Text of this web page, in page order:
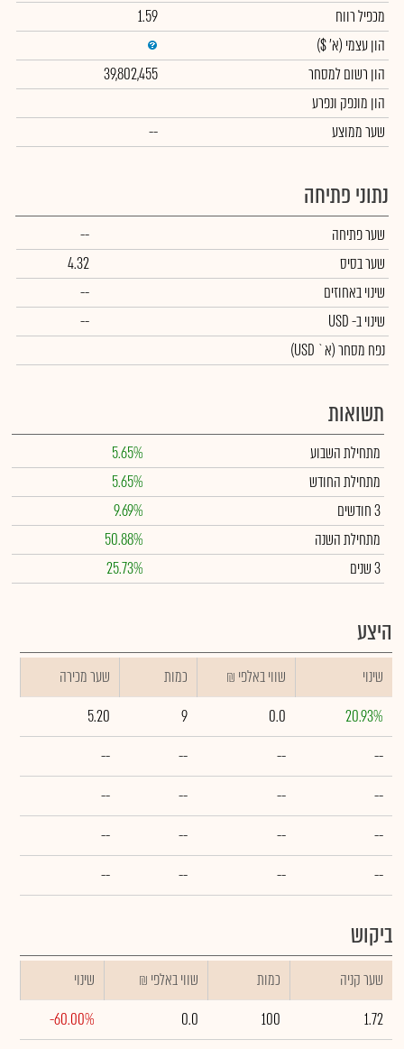
מכפיל רווח
1.59
הון עצמי (א' $)
הון רשום למסחר
39,802,455
הון מונפק ונפרע
שער ממוצע
--
נתוני פתיחה
שער פתיחה
--
שער בסיס
4.32
שינוי באחוזים
--
שינויב- USD
--
נפח מסחר(א` USD)
תשואות
מתחילת השבוע
5.65%
מתחילת החודש
5.65%
3 חודשים
9.69%
מתחילת השנה
50.88%
3 שנים
25.73%
היצע
שינוי ₪ שווי באלפי כמות
שער מכירה
20.93%
0.0
9
5.20
--
--
--
--
--
--
--
--
--
--
--
--
--
--
--
--
ביקוש
שער קניה כמות ₪ שווי באלפי
שינוי
1.72
100
0.0
-60.00%